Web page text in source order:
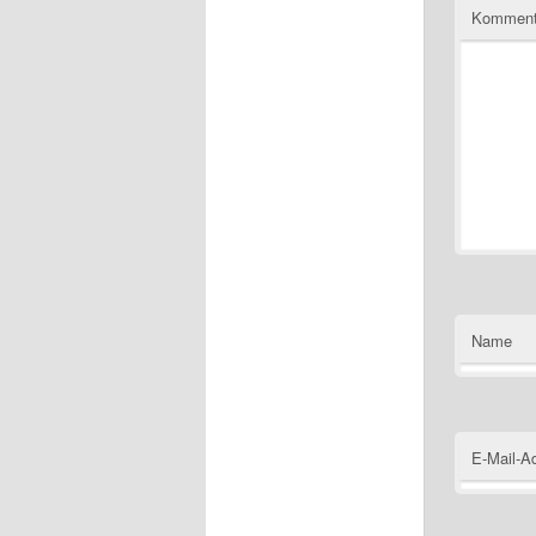
Name
E-Mail-